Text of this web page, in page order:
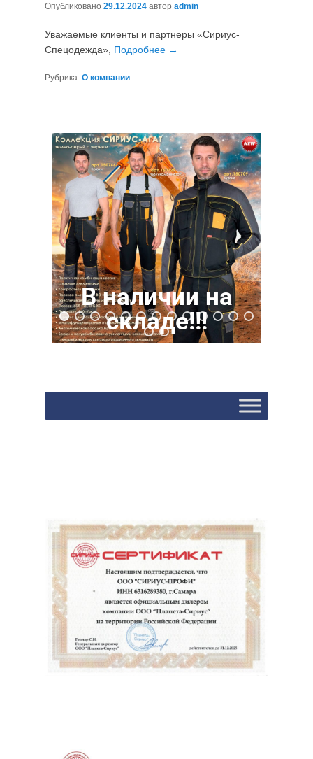
Опубликовано 29.12.2024 автор admin
Уважаемые клиенты и партнеры «Сириус-
Спецодежда», Подробнее →
Рубрика: О компании
В наличии на
складе!!!
Цена 1810 руб.